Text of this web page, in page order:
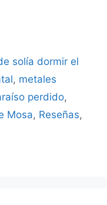
solía dormir el
, metales
perdido,
Mosa, Reseñas,